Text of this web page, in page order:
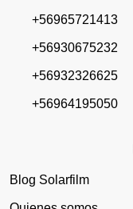
+56965721413
+56930675232
+56932326625
+56964195050
Blog Solarfilm